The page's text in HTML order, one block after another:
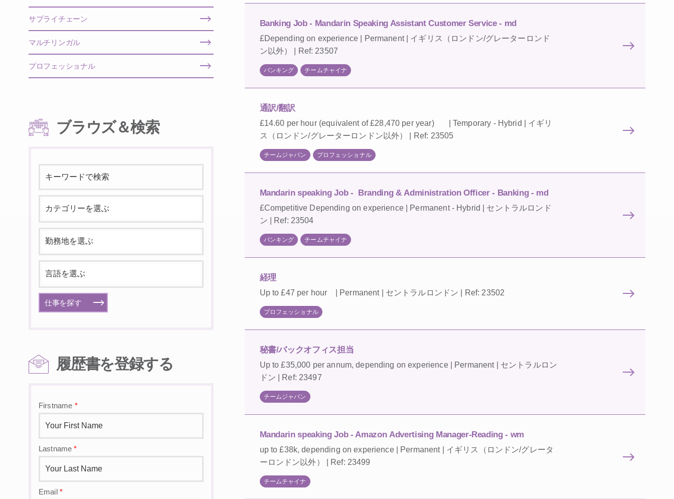
Banking Job - Mandarin Speaking Assistant Customer Service - md
£Depending on experience | Permanent | イギリス（ロンドン/グレーターロンド
ン以外） | Ref: 23507
バンキング チームチャイナ
通訳/翻訳
£14.60 per hour (equivalent of £28,470 per year) | Temporary - Hybrid | イギリ
ス（ロンドン/グレーターロンドン以外） | Ref: 23505
チームジャパン プロフェッショナル
Mandarin speaking Job - Branding & Administration Officer - Banking - md
£Competitive Depending on experience | Permanent - Hybrid | セントラルロンド
ン | Ref: 23504
バンキング チームチャイナ
経理
Up to £47 per hour | Permanent | セントラルロンドン | Ref: 23502
プロフェッショナル
秘書/バックオフィス担当
Up to £35,000 per annum, depending on experience | Permanent | セントラルロン
ドン | Ref: 23497
チームジャパン
Mandarin speaking Job - Amazon Advertising Manager-Reading - wm
up to £38k, depending on experience | Permanent | イギリス（ロンドン/グレータ
ーロンドン以外） | Ref: 23499
チームチャイナ
サプライチェーン
マルチリンガル
プロフェッショナル
ブラウズ＆検索
仕事を探す
履歴書を登録する
Firstname *
Lastname*
Email *